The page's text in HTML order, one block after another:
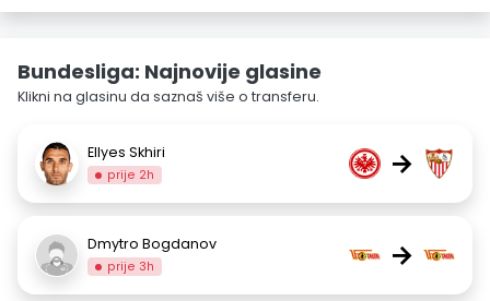
Bundesliga: Najnovije glasine
Klikni na glasinu da saznaš više o transferu.
Ellyes Skhiri
prije 2h →
Dmytro Bogdanov
prije 3h →